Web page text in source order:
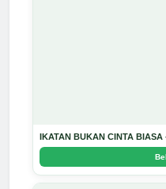
IKATAN BUKAN CINTA